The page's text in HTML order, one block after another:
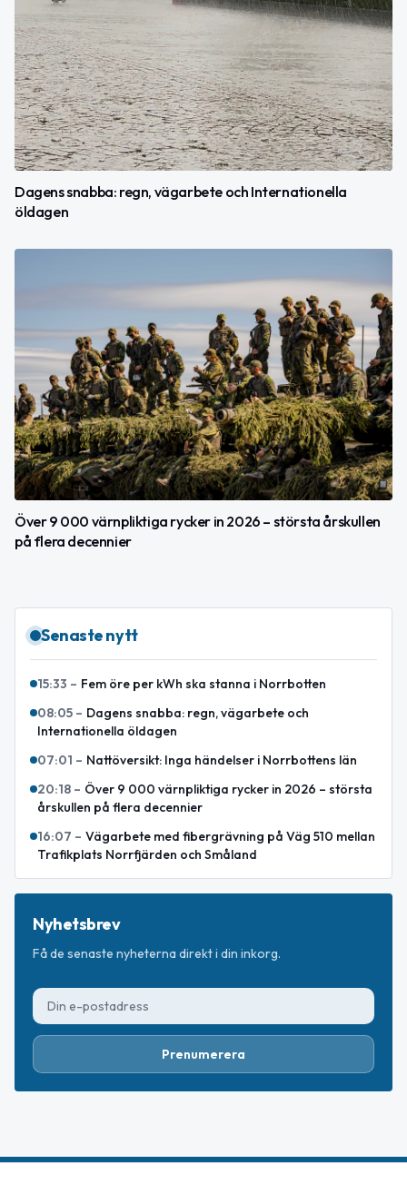
Dagens snabba: regn, vägarbete och Internationella
öldagen
Över 9 000 värnpliktiga rycker in 2026 – största årskullen
på flera decennier
Senaste nytt
15:33 – Fem öre per kWh ska stanna i Norrbotten
08:05 – Dagens snabba: regn, vägarbete och
Internationella öldagen
07:01 – Nattöversikt: Inga händelser i Norrbottens län
20:18 – Över 9 000 värnpliktiga rycker in 2026 – största
årskullen på flera decennier
16:07 – Vägarbete med fibergrävning på Väg 510 mellan
Trafikplats Norrfjärden och Småland
Nyhetsbrev
Få de senaste nyheterna direkt i din inkorg.
Prenumerera